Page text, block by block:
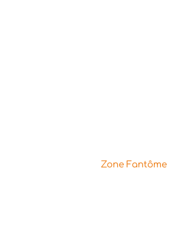
Zone Fantôme